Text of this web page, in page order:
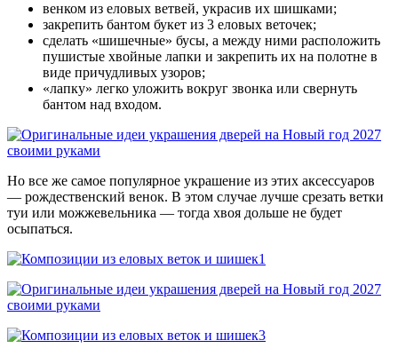
венком из еловых ветвей, украсив их шишками;
закрепить бантом букет из 3 еловых веточек;
сделать «шишечные» бусы, а между ними расположить
пушистые хвойные лапки и закрепить их на полотне в
виде причудливых узоров;
«лапку» легко уложить вокруг звонка или свернуть
бантом над входом.
Но все же самое популярное украшение из этих аксессуаров
— рождественский венок. В этом случае лучше срезать ветки
туи или можжевельника — тогда хвоя дольше не будет
осыпаться.